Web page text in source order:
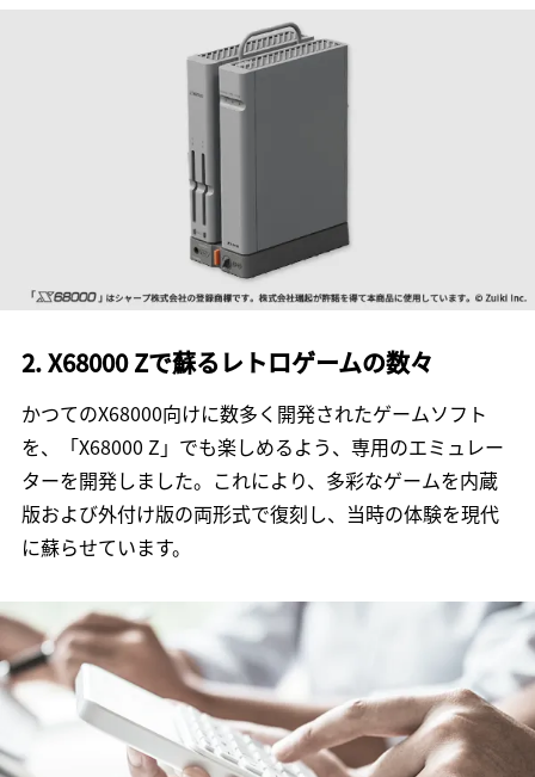
2. X68000 Zで蘇るレトロゲームの数々
かつてのX68000向けに数多く開発されたゲームソフト
を、「X68000 Z」でも楽しめるよう、専用のエミュレー
ターを開発しました。これにより、多彩なゲームを内蔵
版および外付け版の両形式で復刻し、当時の体験を現代
に蘇らせています。